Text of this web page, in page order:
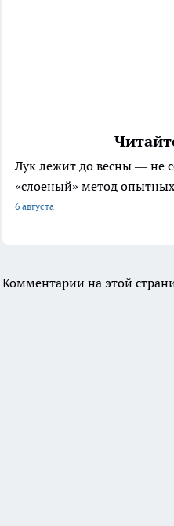
Лук лежит до весны — не
«слоеный» метод
6 августа
Комментарии на этой